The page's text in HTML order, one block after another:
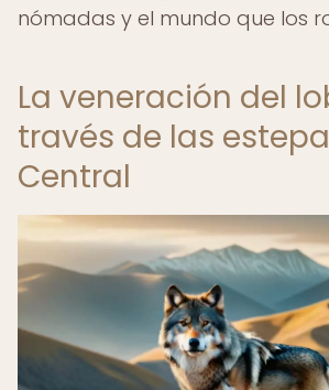
nómadas y el mundo que los
La veneración del
través de las
Central